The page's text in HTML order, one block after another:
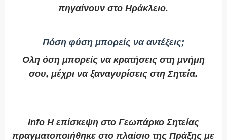
πηγαίνουν στο Ηράκλειο.
Πόση φύση μπορείς να αντέξεις;
Ολη όση μπορείς να κρατήσεις στη μνήμη
σου, μέχρι να ξαναγυρίσεις στη Σητεία.
Info H επίσκεψη στο Γεωπάρκο Σητείας
πραγματοποιήθηκε στο πλαίσιο της Πράξης με